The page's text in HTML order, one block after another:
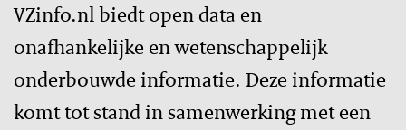
VZinfo.nl biedt open data en
onafhankelijke en wetenschappelijk
onderbouwde informatie. Deze informatie
komt tot stand in samenwerking met een